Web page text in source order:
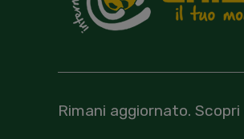
Rimani aggiornato. Scopri